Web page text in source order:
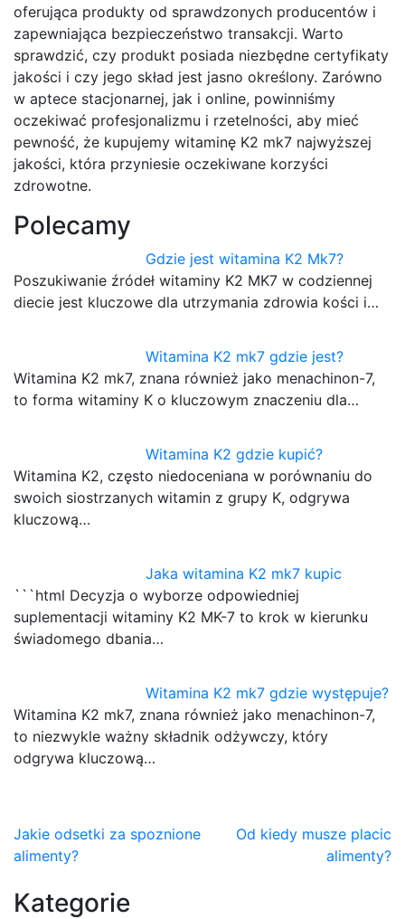
oferująca produkty od sprawdzonych producentów i
zapewniająca bezpieczeństwo transakcji. Warto
sprawdzić, czy produkt posiada niezbędne certyfikaty
jakości i czy jego skład jest jasno określony. Zarówno
w aptece stacjonarnej, jak i online, powinniśmy
oczekiwać profesjonalizmu i rzetelności, aby mieć
pewność, że kupujemy witaminę K2 mk7 najwyższej
jakości, która przyniesie oczekiwane korzyści
zdrowotne.
Polecamy
Gdzie jest witamina K2 Mk7?
Poszukiwanie źródeł witaminy K2 MK7 w codziennej
diecie jest kluczowe dla utrzymania zdrowia kości i…
Witamina K2 mk7 gdzie jest?
Witamina K2 mk7, znana również jako menachinon-7,
to forma witaminy K o kluczowym znaczeniu dla…
Witamina K2 gdzie kupić?
Witamina K2, często niedoceniana w porównaniu do
swoich siostrzanych witamin z grupy K, odgrywa
kluczową…
Jaka witamina K2 mk7 kupic
```html Decyzja o wyborze odpowiedniej
suplementacji witaminy K2 MK-7 to krok w kierunku
świadomego dbania…
Witamina K2 mk7 gdzie występuje?
Witamina K2 mk7, znana również jako menachinon-7,
to niezwykle ważny składnik odżywczy, który
odgrywa kluczową…
Nawigacja
wpisu
Jakie odsetki za spoznione
alimenty?
Od kiedy musze placic
alimenty?
Kategorie